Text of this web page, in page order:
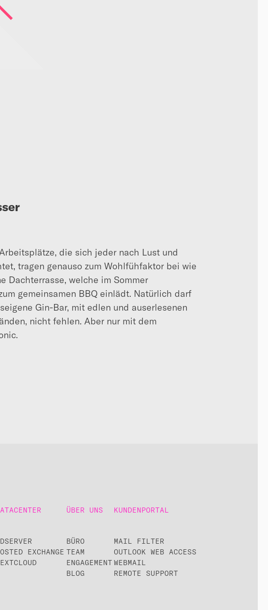
die sich jeder nach Lust und
tragen genauso zum Wohlfühfaktor bei wie
Dachterrasse, welche im Sommer
gemeinsamen BBQ einlädt. Natürlich darf
Gin-Bar, mit edlen und auserlesenen
nicht fehlen. Aber nur mit dem
EXCHANGE
ÜBER UNS
BÜRO
TEAM
ENGAGEMENT
BLOG
KUNDENPORTAL
MAIL FILTER
OUTLOOK WEB ACCESS
WEBMAIL
REMOTE SUPPORT